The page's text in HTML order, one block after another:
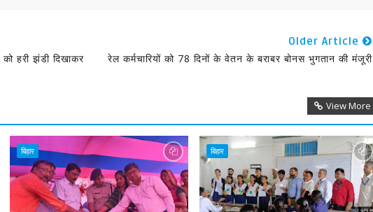
हरी झंडी दिखाकर
Older Article
रेल कर्मचारियों को 78 दिनों के वेतन के बराबर बोनस भुगतान की मंजूरी
View More
बिहार बिहार